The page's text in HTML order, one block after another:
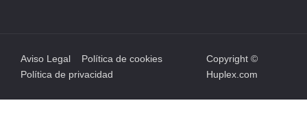
Aviso Legal
Política de cookies
Política de privacidad
Copyright ©
Huplex.com